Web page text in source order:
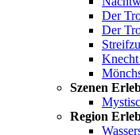
Der
Der
Szenen
Region